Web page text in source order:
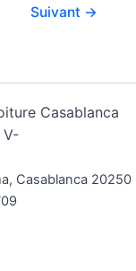
Suivant →
Casablanca
Casablanca 20250